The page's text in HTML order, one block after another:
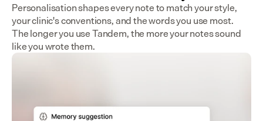
Personalisation shapes every note to match your style,
your clinic's conventions, and the words you use most.
The longer you use Tandem, the more your notes sound
like you wrote them.